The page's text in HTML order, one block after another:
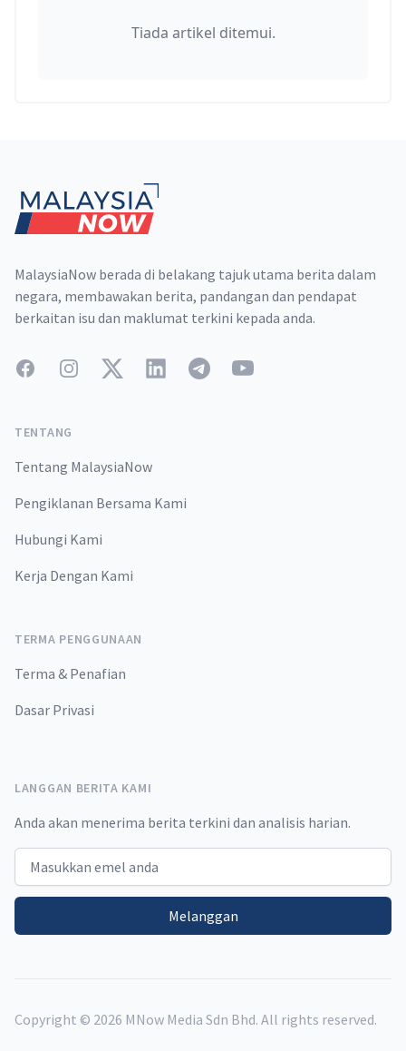
Tiada artikel ditemui.
MalaysiaNow berada di belakang tajuk utama berita dalam
negara, membawakan berita, pandangan dan pendapat
berkaitan isu dan maklumat terkini kepada anda.
FacebookInstagramTwitterLinkedInTelegramYouTube
TENTANG
Tentang MalaysiaNow
Pengiklanan Bersama Kami
Hubungi Kami
Kerja Dengan Kami
TERMA PENGGUNAAN
Terma & Penafian
Dasar Privasi
LANGGAN BERITA KAMI
Anda akan menerima berita terkini dan analisis harian.
Email address
Melanggan
Copyright © 2026 MNow Media Sdn Bhd. All rights reserved.